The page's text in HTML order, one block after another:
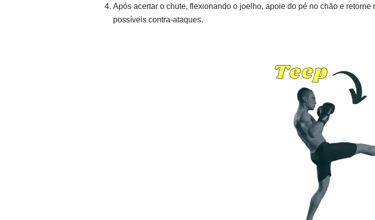
Após acertar o chute, flexionando o joelho, apoie do pé no chão e
possíveis contra-ataques.